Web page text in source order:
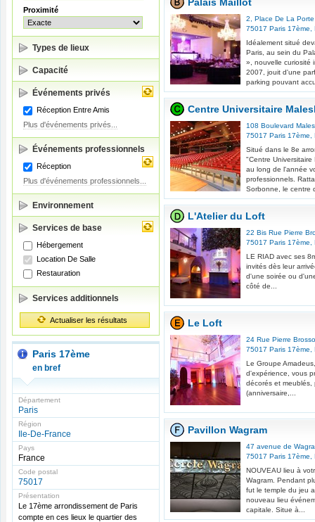
Proximité
Types de lieux
Capacité
Événements privés
Réception Entre Amis
Plus d'événements privés...
Événements professionnels
Réception
Plus d'événements professionnels...
Environnement
Services de base
Hébergement
Location De Salle
Restauration
Services additionnels
Actualiser les résultats
Paris 17ème
en bref
Département
Paris
Région
Ile-De-France
Pays
France
Code postal
75017
Présentation
Le 17ème arrondissement de Paris
compte en ces lieux le quartier des
2, Place De La
75017 Paris 17ème
Idéalement situé
Paris, au sein du
», nouvelle curiosité
2007, jouit d'une
parking pouvant
Centre Universitaire
108 Boulevard
75017 Paris 17ème
Situé dans le 8e
"Centre
au long de l'année
professionnels.
Sorbonne, le centre
L'Atelier du Loft
22 Bis Rue Pierre
75017 Paris 17ème
LE RIAD avec ses
invités dès leur
d'une soirée ou
côté de...
Le Loft
24 Rue Pierre
75017 Paris 17ème
Le Groupe
d'expérience, vous
décorés et
(anniversaire,...
Pavillon Wagram
47 avenue de
75017 Paris 17ème
NOUVEAU lieu à
Wagram. Pendant
fut le temple du jeu
nouveau lieu
capitale. Situe à...